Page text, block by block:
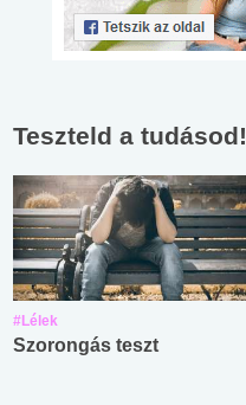
Teszteld a tudásod!
#Lélek
Szorongás teszt